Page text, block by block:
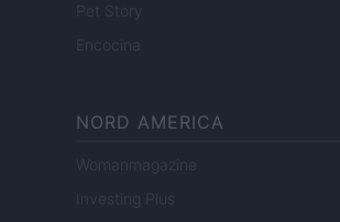
Pet Story
Encocina
NORD AMERICA
Womanmagazine
Investing Plus